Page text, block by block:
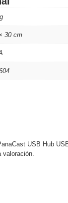
y Analíticas
Móviles,
Cams
e Interfonos
30 cm
USB Hub
valoración.